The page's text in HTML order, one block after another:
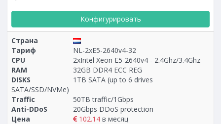
Конфигурировать
Страна
Тариф
NL-2xE5-2640v4-32
CPU
2xIntel Xeon E5-2640v4 - 2.4Ghz/3.4Ghz
RAM
32GB DDR4 ECC REG
DISKS
1TB SATA (up to 6 drives
SATA/SSD/NVMe)
Traffic
50TB traffic/1Gbps
Anti-DDoS
20Gbps DDoS protection
Цена
102.14 в месяц